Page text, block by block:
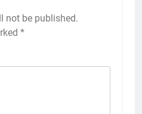
not be published.
*